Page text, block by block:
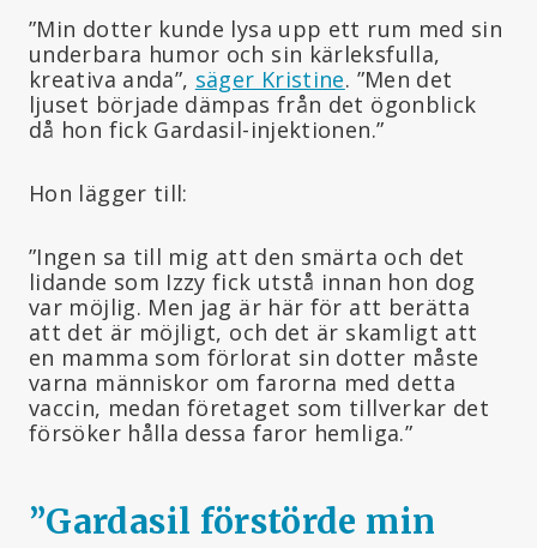
”Min dotter kunde lysa upp ett rum med sin
underbara humor och sin kärleksfulla,
kreativa anda”, säger Kristine. ”Men det
ljuset började dämpas från det ögonblick
då hon fick Gardasil-injektionen.”
Hon lägger till:
”Ingen sa till mig att den smärta och det
lidande som Izzy fick utstå innan hon dog
var möjlig. Men jag är här för att berätta
att det är möjligt, och det är skamligt att
en mamma som förlorat sin dotter måste
varna människor om farorna med detta
vaccin, medan företaget som tillverkar det
försöker hålla dessa faror hemliga.”
”Gardasil förstörde min